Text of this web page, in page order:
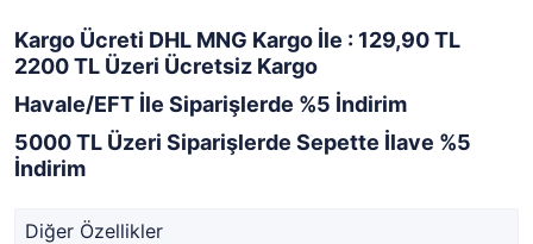
Kargo Ücreti DHL MNG Kargo İle : 129,90 TL
2200 TL Üzeri Ücretsiz Kargo
Havale/EFT İle Siparişlerde %5 İndirim
5000 TL Üzeri Siparişlerde Sepette İlave %5
İndirim
Diğer Özellikler